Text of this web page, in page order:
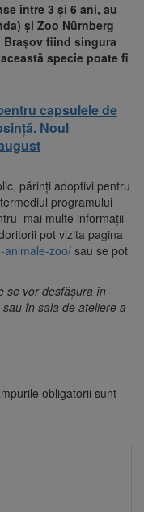
între 3 și 6 ani, au
și Zoo Nürnberg
Brașov fiind singura
specie poate fi
capsulele de
Noul
părinți adoptivi pentru
programului
mai multe informații
pot vizita pagina
animale-zoo/sau se pot
se vor desfășura în
în sala de ateliere a
obligatorii sunt